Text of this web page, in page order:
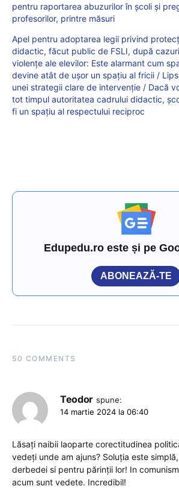
pentru raportarea abuzurilor în școli și
profesorilor, printre măsuri
Apel pentru adoptarea legii privind
didactic, făcut public de FSLI, după
violențe ale elevilor: Este alarmant cum
devine atât de uşor un spaţiu al fricii /
unei strategii clare de intervenţie / Dacă
tot timpul autoritatea cadrului didactic,
fi un spațiu al respectului reciproc
Edupedu.ro este și pe
ABONEAZĂ-TE
50 COMMENTS
Teodor spune:
14 martie 2024 la 06:40
Lăsați naibii laoparte corectitudinea
vedeți unde am ajuns? Soluția este
derbedei si pentru părinții lor! In
acum sunt vedete. Incredibil!